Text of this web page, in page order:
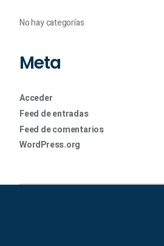
No hay categorías
Meta
Acceder
Feed de entradas
Feed de comentarios
WordPress.org